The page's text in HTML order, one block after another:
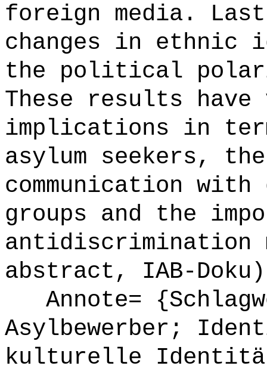
foreign media.
changes in ethnic
the political
These results
implications in
asylum seekers,
communication
groups and the
antidiscrimination
abstract, IAB-
Annote=
Asylbewerber;
kulturelle